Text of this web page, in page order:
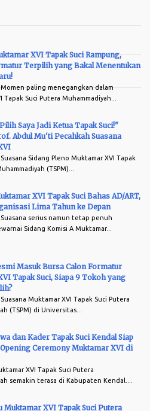
XVI Tapak Suci Rampung,
Terpilih yang Bakal Menentukan
Momen paling menegangkan dalam
Tapak Suci Putera Muhammadiyah...
Saya Jadi Ketua Tapak Suci!"
Abdul Mu'ti Pecahkah Suasana
Suasana Sidang Pleno Muktamar XVI Tapak
(TSPM)...
XVI Tapak Suci Bahas AD/ART,
Lima Tahun ke Depan
Suasana serius namun tetap penuh
Sidang Komisi A Muktamar...
Masuk Bursa Calon Formatur
Tapak Suci, Siapa 9 Tokoh yang
Suasana Muktamar XVI Tapak Suci Putera
(TSPM) di Universitas...
dan Kader Tapak Suci Kendal Siap
Ceremony Muktamar XVI di
XVI Tapak Suci Putera
semakin terasa di Kabupaten Kendal....
Muktamar XVI Tapak Suci Putera